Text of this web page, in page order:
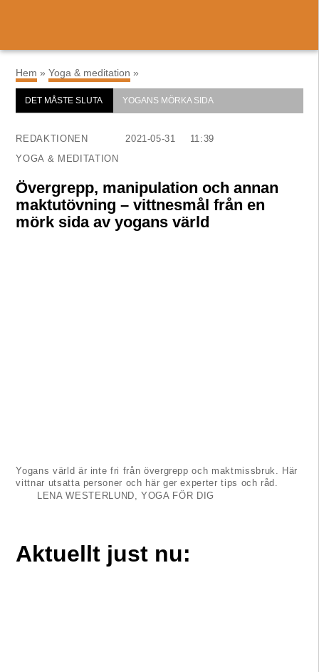
Hem »Yoga & meditation »
DET MÅSTE SLUTA YOGANS MÖRKA SIDA
REDAKTIONEN 2021-05-31
11:39
YOGA & MEDITATION
Övergrepp, manipulation och annan
maktutövning – vittnesmål från en
mörk sida av yogans värld
Yogans värld är inte fri från övergrepp och maktmissbruk. Här
vittnar utsatta personer och här ger experter tips och råd.
LENA WESTERLUND, YOGA FÖR DIG
Aktuellt just nu: